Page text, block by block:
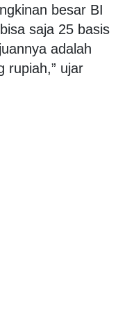
besar BI
saja 25 basis
adalah
rupiah,” ujar